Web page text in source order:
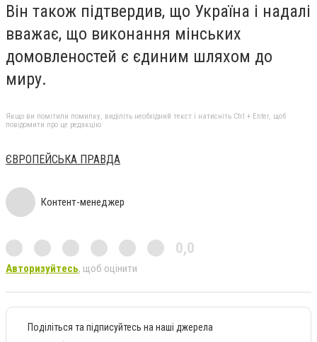
Він також підтвердив, що Україна і надалі
вважає, що виконання мінських
домовленостей є єдиним шляхом до
миру.
Якщо ви помітили помилку, виділіть необхідний текст і натисніть Ctrl + Enter, щоб
повідомити про це редакцію
ЄВРОПЕЙСЬКА ПРАВДА
Контент-менеджер
0,0
Авторизуйтесь, щоб оцінити
Поділіться та підписуйтесь на наші джерела